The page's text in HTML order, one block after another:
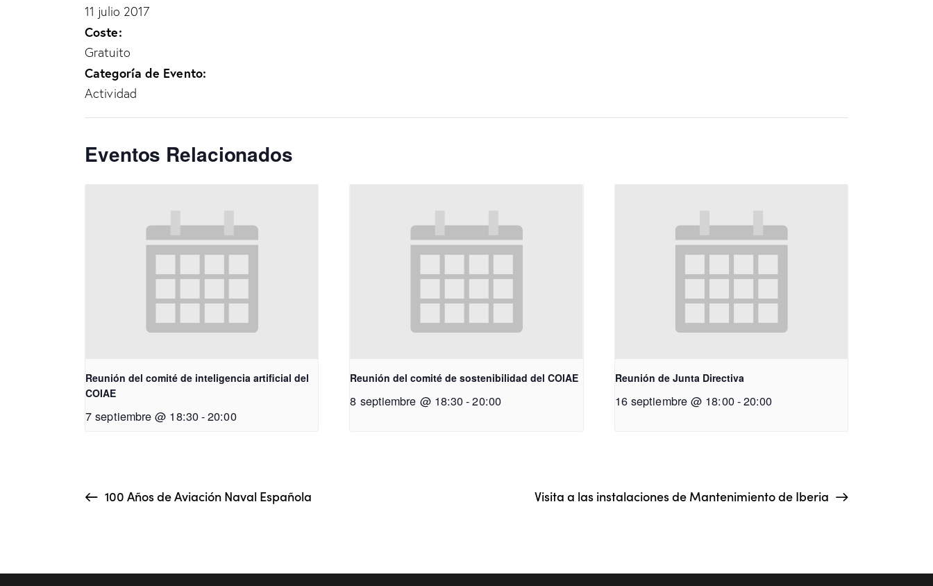
11 julio 2017
Coste:
Gratuito
Categoría de Evento:
Actividad
Eventos Relacionados
Reunión del comité de inteligencia artificial del
COIAE
7 septiembre @ 18:30-20:00
Reunión del comité de sostenibilidad del COIAE
8 septiembre @ 18:30-20:00
Reunión de Junta Directiva
16 septiembre @ 18:00-20:00
100 Años de Aviación Naval Española Visita a las instalaciones de Mantenimiento de Iberia